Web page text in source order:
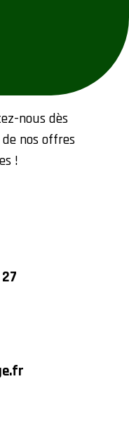
nous dès
nos offres
!